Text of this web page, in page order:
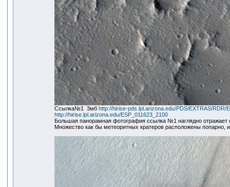
Ссылка№1 3мб http://hirise-pds.lpl.arizona.edu/PDS/EXTRAS/RDR/
http://hirise.lpl.arizona.edu/ESP_011623_2100
Большая панорамная фотография ссылка №1 наглядно
Множество как бы метеоритных кратеров расположены